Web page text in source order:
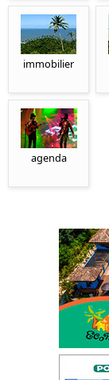
immobilier
agenda